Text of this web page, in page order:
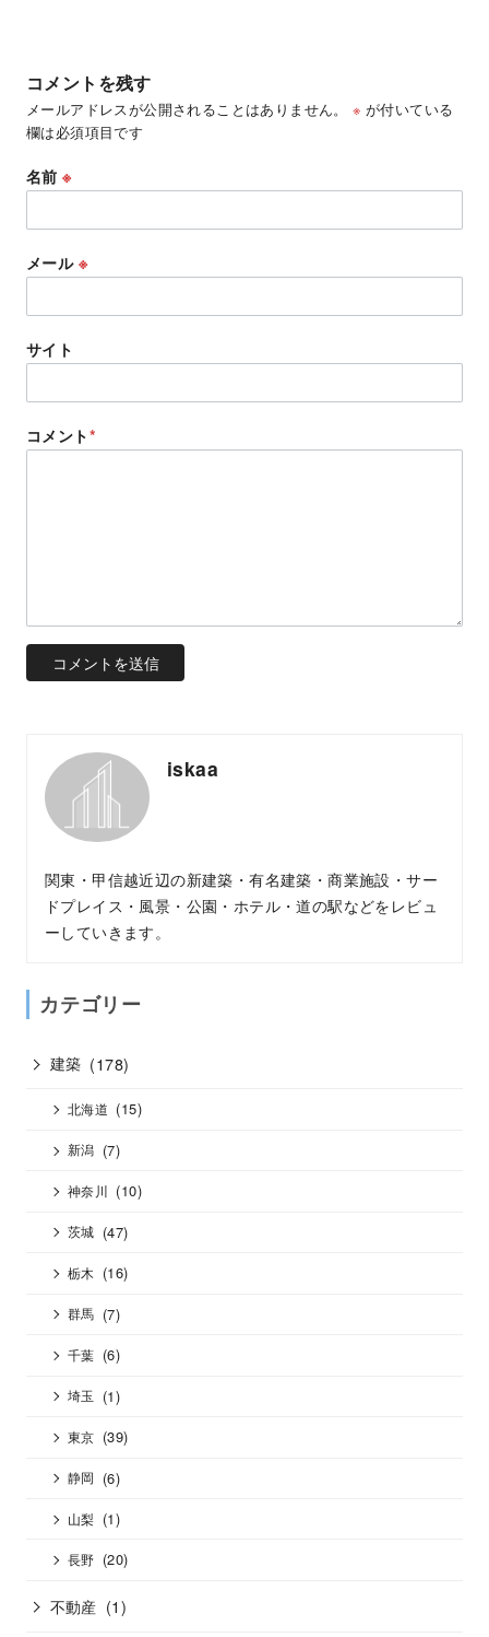
コメントを残す
メールアドレスが公開されることはありません。 ※ が付いている
欄は必須項目です
名前※
メール ※
サイト
コメント*
iskaa
関東・甲信越近辺の新建築・有名建築・商業施設・サー
ドプレイス・風景・公園・ホテル・道の駅などをレビュ
ーしていきます。
カテゴリー
建築 (178)
北海道 (15)
新潟 (7)
神奈川 (10)
茨城 (47)
栃木 (16)
群馬 (7)
千葉 (6)
埼玉 (1)
東京 (39)
静岡 (6)
山梨 (1)
長野 (20)
不動産 (1)